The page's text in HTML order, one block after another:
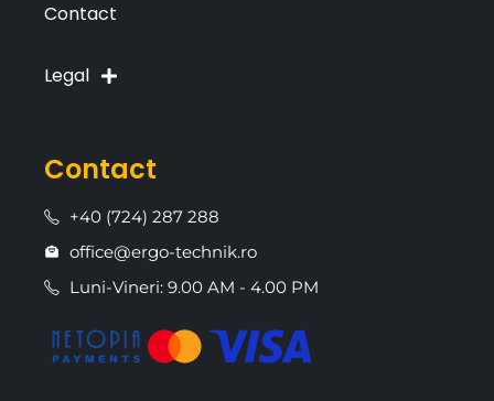
Contact
Legal
Contact
+40 (724) 287 288
office@ergo-technik.ro
Luni-Vineri: 9.00 AM - 4.00 PM